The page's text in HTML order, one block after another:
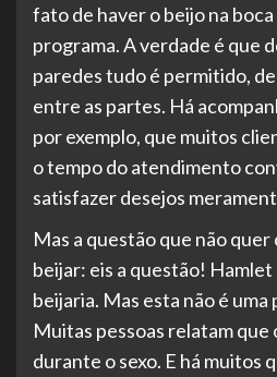
fato de haver o beijo na
programa. A verdade é que
paredes tudo é permitido,
entre as partes. Há
por exemplo, que muitos
o tempo do atendimento
satisfazer desejos
Mas a questão que não
beijar: eis a questão!
beijaria. Mas esta não é uma
Muitas pessoas relatam
durante o sexo. E há muitos